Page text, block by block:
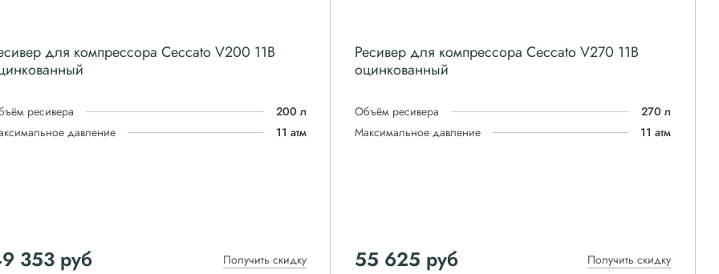
для компрессора Ceccato V200 11B
ресивера
200 л
давление
11 атм
353 руб Получить скидку
Ресивер для компрессора Ceccato V270 11B
оцинкованный
Объём ресивера
270 л
Максимальное давление
11 атм
55 625 руб Получить скидку